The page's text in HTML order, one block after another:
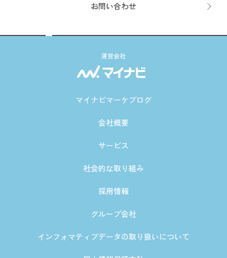
お問い合わせ
運営会社
マイナビマーケブログ
会社概要
サービス
社会的な取り組み
採用情報
グループ会社
インフォマティブデータの取り扱いについて